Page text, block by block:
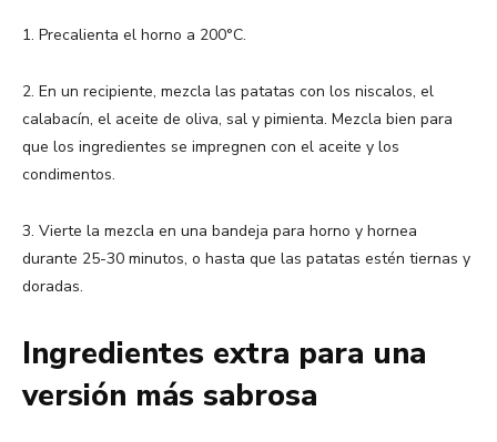
1. Precalienta el horno a 200°C.
2. En un recipiente, mezcla las patatas con los niscalos, el
calabacín, el aceite de oliva, sal y pimienta. Mezcla bien para
que los ingredientes se impregnen con el aceite y los
condimentos.
3. Vierte la mezcla en una bandeja para horno y hornea
durante 25-30 minutos, o hasta que las patatas estén tiernas y
doradas.
Ingredientes extra para una
versión más sabrosa